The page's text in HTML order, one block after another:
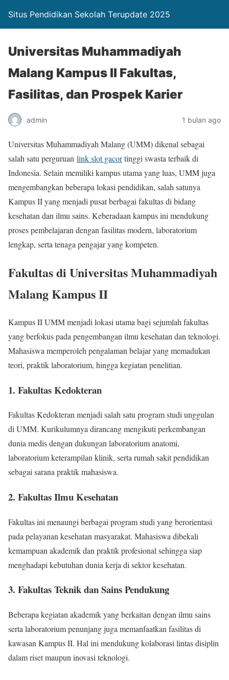
Situs Pendidikan Sekolah Terupdate 2025
Universitas Muhammadiyah
Malang Kampus II Fakultas,
Fasilitas, dan Prospek Karier
admin 1 bulan ago
Universitas Muhammadiyah Malang (UMM) dikenal sebagai
salah satu perguruan link slot gacortinggi swasta terbaik di
Indonesia. Selain memiliki kampus utama yang luas, UMM juga
mengembangkan beberapa lokasi pendidikan, salah satunya
Kampus II yang menjadi pusat berbagai fakultas di bidang
kesehatan dan ilmu sains. Keberadaan kampus ini mendukung
proses pembelajaran dengan fasilitas modern, laboratorium
lengkap, serta tenaga pengajar yang kompeten.
Fakultas di Universitas Muhammadiyah
Malang Kampus II
Kampus II UMM menjadi lokasi utama bagi sejumlah fakultas
yang berfokus pada pengembangan ilmu kesehatan dan teknologi.
Mahasiswa memperoleh pengalaman belajar yang memadukan
teori, praktik laboratorium, hingga kegiatan penelitian.
1. Fakultas Kedokteran
Fakultas Kedokteran menjadi salah satu program studi unggulan
di UMM. Kurikulumnya dirancang mengikuti perkembangan
dunia medis dengan dukungan laboratorium anatomi,
laboratorium keterampilan klinik, serta rumah sakit pendidikan
sebagai sarana praktik mahasiswa.
2. Fakultas Ilmu Kesehatan
Fakultas ini menaungi berbagai program studi yang berorientasi
pada pelayanan kesehatan masyarakat. Mahasiswa dibekali
kemampuan akademik dan praktik profesional sehingga siap
menghadapi kebutuhan dunia kerja di sektor kesehatan.
3. Fakultas Teknik dan Sains Pendukung
Beberapa kegiatan akademik yang berkaitan dengan ilmu sains
serta laboratorium penunjang juga memanfaatkan fasilitas di
kawasan Kampus II. Hal ini mendukung kolaborasi lintas disiplin
dalam riset maupun inovasi teknologi.